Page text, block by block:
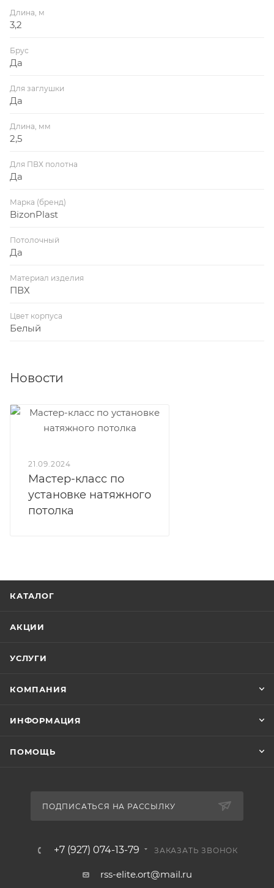
Длина, м
3,2
Брус
Да
Для заглушки
Да
Длина, мм
2,5
Для ПВХ полотна
Да
Марка (бренд)
BizonPlast
Потолочный
Да
Материал изделия
ПВХ
Цвет корпуса
Белый
Новости
21.09.2024
Мастер-класс по
установке натяжного
потолка
КАТАЛОГ
АКЦИИ
УСЛУГИ
КОМПАНИЯ
ИНФОРМАЦИЯ
ПОМОЩЬ
ПОДПИСАТЬСЯ НА РАССЫЛКУ
+7 (927) 074-13-79 ЗАКАЗАТЬ ЗВОНОК
rss-elite.ort@mail.ru